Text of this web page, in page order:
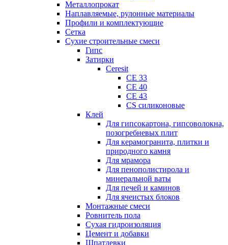
Металлопрокат
Наплавляемые, рулонные материалы
Профили и комплектующие
Сетка
Сухие строительные смеси
Гипс
Затирки
Ceresit
CE 33
CE 40
CE 43
CS силиконовые
Клей
Для гипсокартона, гипсоволокна,
позогребневых плит
Для керамогранита, плитки и
природного камня
Для мрамора
Для пенополистирола и
минеральной ваты
Для печей и каминов
Для ячеистых блоков
Монтажные смеси
Ровнитель пола
Сухая гидроизоляция
Цемент и добавки
Шпатлевки